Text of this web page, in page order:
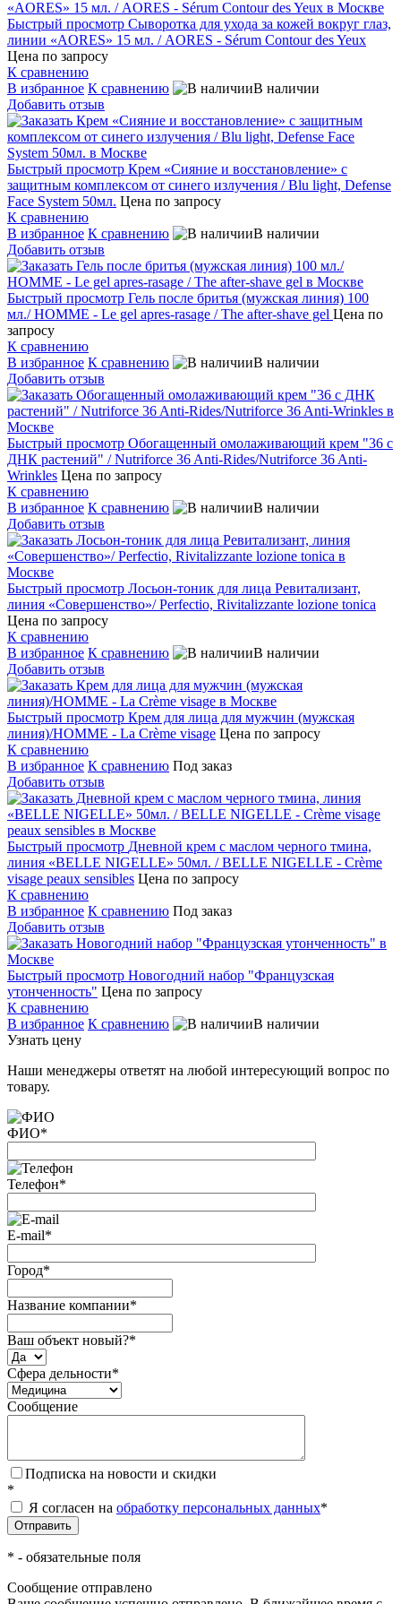
Быстрый просмотр Сыворотка для ухода за кожей вокруг глаз,
линии «AORES» 15 мл. / AORES - Sérum Contour des Yeux
Цена по запросу
К сравнению
В избранное К сравнению
В наличии
Добавить отзыв
Быстрый просмотр Крем «Сияние и восстановление» с
защитным комплексом от синего излучения / Blu light, Defense
Face System 50мл. Цена по запросу
К сравнению
В избранное К сравнению
В наличии
Добавить отзыв
Быстрый просмотр Гель после бритья (мужская линия) 100
мл./ HOMME - Le gel apres-rasage / The after-shave gel Цена по
запросу
К сравнению
В избранное К сравнению
В наличии
Добавить отзыв
Быстрый просмотр Обогащенный омолаживающий крем "36 c
ДНК растений" / Nutriforce 36 Anti-Rides/Nutriforce 36 Anti-
Wrinkles Цена по запросу
К сравнению
В избранное К сравнению
В наличии
Добавить отзыв
Быстрый просмотр Лосьон-тоник для лица Ревитализант,
линия «Совершенство»/ Perfectio, Rivitalizzante lozione tonica
Цена по запросу
К сравнению
В избранное К сравнению
В наличии
Добавить отзыв
Быстрый просмотр Крем для лица для мужчин (мужская
линия)/HOMME - La Crème visage Цена по запросу
К сравнению
В избранное К сравнению Под заказ
Добавить отзыв
Быстрый просмотр Дневной крем с маслом черного тмина,
линия «BELLE NIGELLE» 50мл. / BELLE NIGELLE - Crème
visage peauх sensibles Цена по запросу
К сравнению
В избранное К сравнению Под заказ
Добавить отзыв
Быстрый просмотр Новогодний набор "Французская
утонченность" Цена по запросу
К сравнению
В избранное К сравнению
В наличии
Узнать цену
Наши менеджеры ответят на любой интересующий вопрос по
товару.
ФИО*
Телефон*
E-mail*
Город*
Название компании*
Ваш объект новый?*
Сфера дельности*
Сообщение
Подписка на новости и скидки
*
Я согласен на обработку персональных данных*
* - обязательные поля
Сообщение отправлено